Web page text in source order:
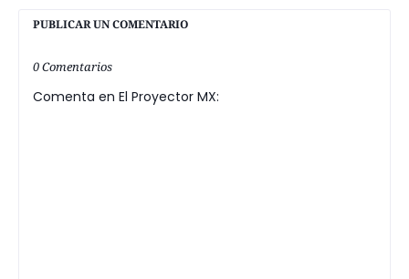
PUBLICAR UN COMENTARIO
0 Comentarios
Comenta en El Proyector MX: